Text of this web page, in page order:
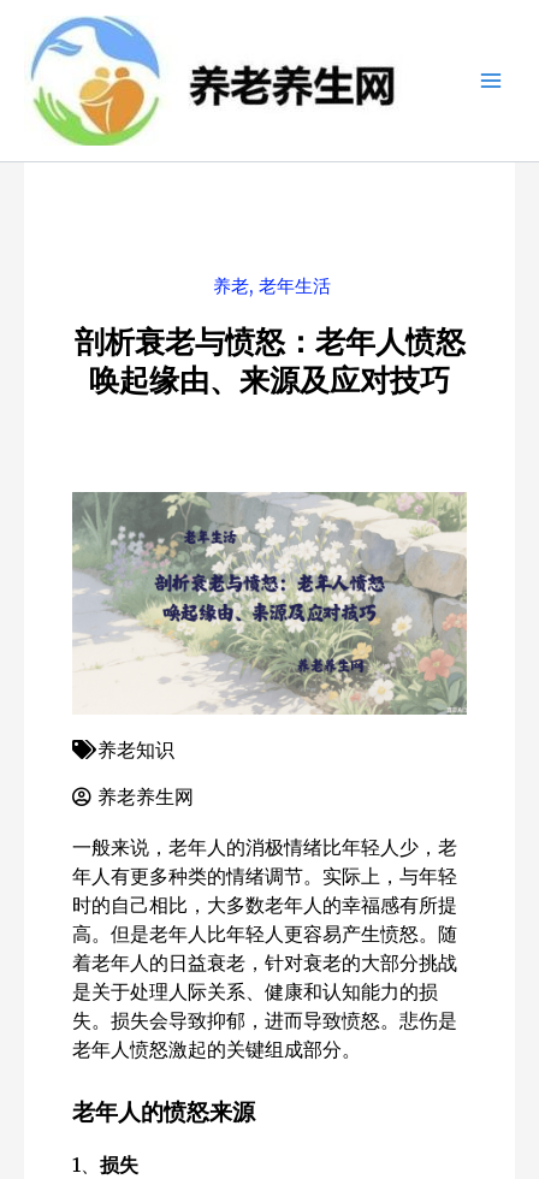
养老, 老年生活
剖析衰老与愤怒：老年人愤怒
唤起缘由、来源及应对技巧
养老知识
养老养生网
一般来说，老年人的消极情绪比年轻人少，老
年人有更多种类的情绪调节。实际上，与年轻
时的自己相比，大多数老年人的幸福感有所提
高。但是老年人比年轻人更容易产生愤怒。随
着老年人的日益衰老，针对衰老的大部分挑战
是关于处理人际关系、健康和认知能力的损
失。损失会导致抑郁，进而导致愤怒。悲伤是
老年人愤怒激起的关键组成部分。
老年人的愤怒来源
1、 损失